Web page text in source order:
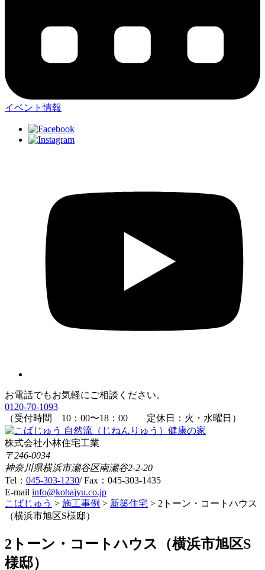
イベント情報
お電話でもお気軽にご相談ください。
0120-70-1093
（受付時間 10：00〜18：00 定休日：火・水曜日）
株式会社小林住宅工業
〒246-0034
神奈川県横浜市瀬谷区南瀬谷2-2-20
Tel： 045-303-1230/ Fax：045-303-1435
E-mail info@kobajyu.co.jp
こばじゅう > 施工事例 > 新築住宅 > 2トーン・コートハウス
（横浜市旭区S様邸）
2トーン・コートハウス（横浜市旭区S
様邸）